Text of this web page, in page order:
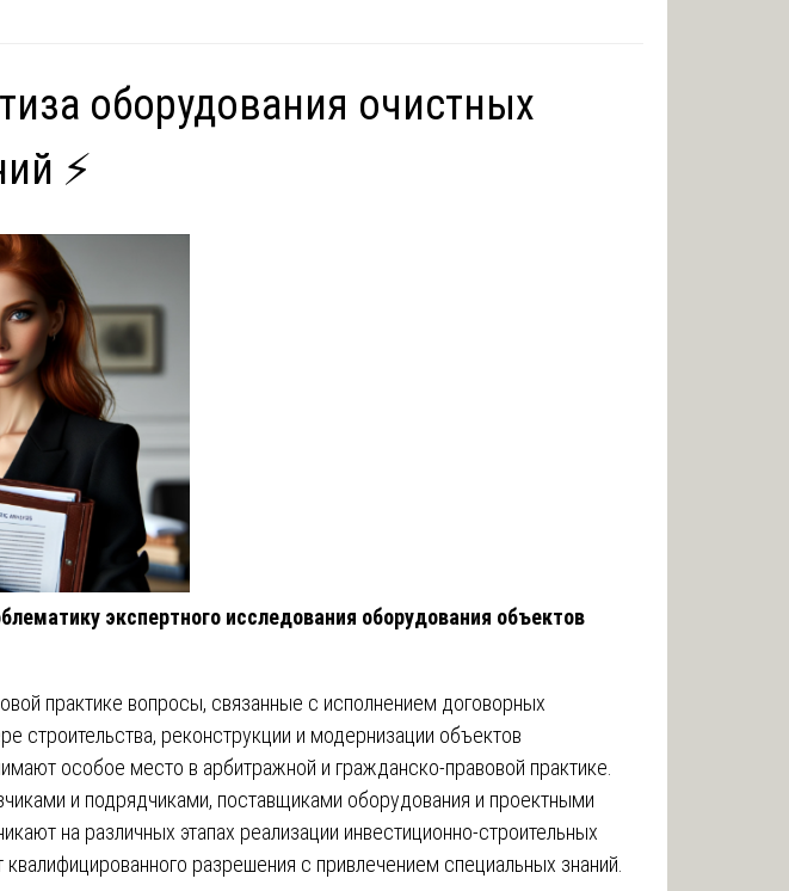
оборудования очистных
⚡
экспертного исследования оборудования объектов
практике вопросы, связанные с исполнением договорных
строительства, реконструкции и модернизации объектов
особое место в арбитражной и гражданско-правовой практике.
и подрядчиками, поставщиками оборудования и проектными
на различных этапах реализации инвестиционно-строительных
разрешения с привлечением специальных знаний.